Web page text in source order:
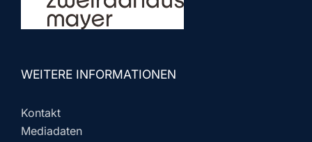
WEITERE INFORMATIONEN
Kontakt
Mediadaten